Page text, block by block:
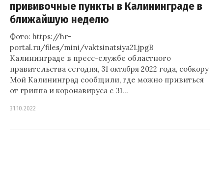
прививочные пункты в Калининграде в
ближайшую неделю
Фото: https://hr-
portal.ru/files/mini/vaktsinatsiya21.jpgВ
Калининграде в пресс-службе областного
правительства сегодня, 31 октября 2022 года, собкору
Мой Калининград сообщили, где можно привиться
от гриппа и коронавируса с 31…
31.10.2022